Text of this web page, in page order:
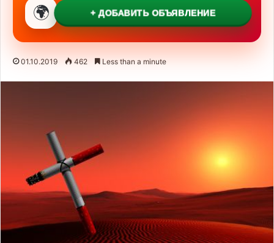
🌍 + ДОБАВИТЬ ОБЪЯВЛЕНИЕ
01.10.2019 462 Less than a minute